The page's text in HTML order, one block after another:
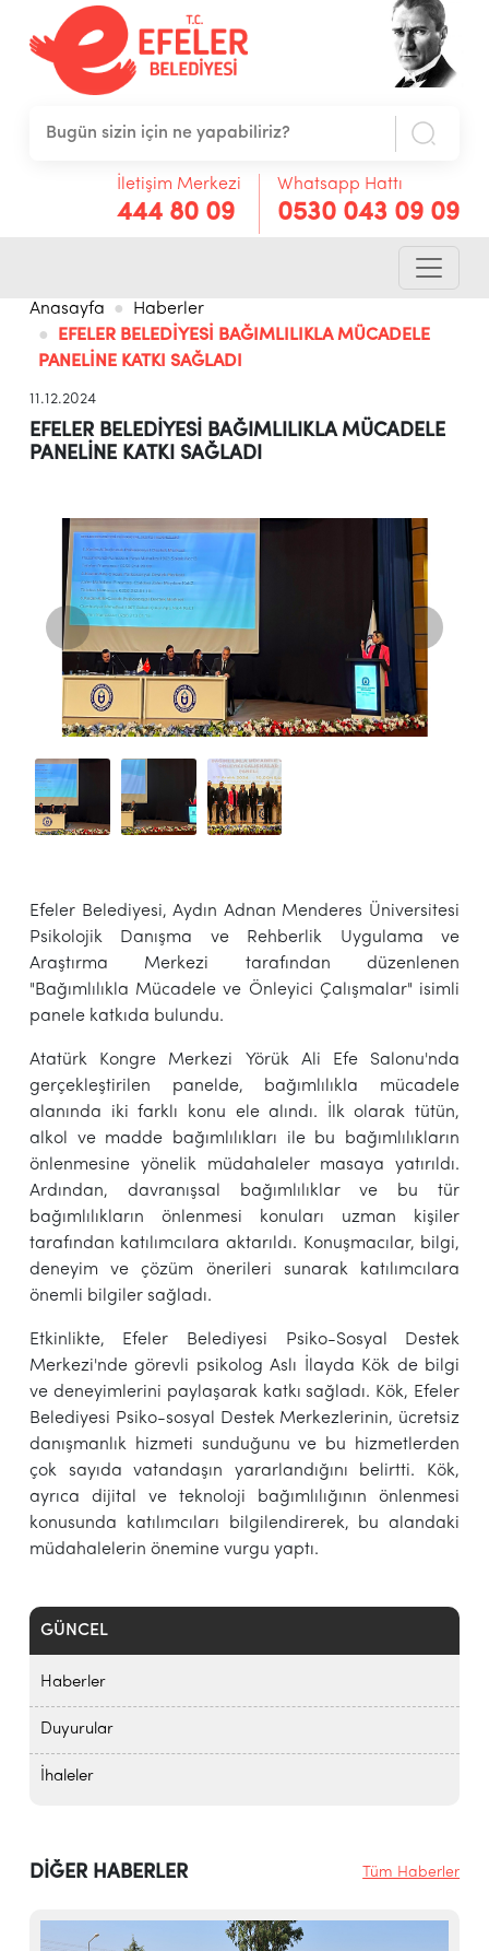
İletişim Merkezi
444 80 09
Whatsapp Hattı
0530 043 09 09
Anasayfa
Haberler
EFELER BELEDİYESİ BAĞIMLILIKLA MÜCADELE
PANELİNE KATKI SAĞLADI
GÜNCEL
Haberler
Duyurular
İhaleler
11.12.2024
EFELER BELEDİYESİ BAĞIMLILIKLA MÜCADELE
PANELİNE KATKI SAĞLADI
Efeler Belediyesi, Aydın Adnan Menderes Üniversitesi
Psikolojik Danışma ve Rehberlik Uygulama ve
Araştırma Merkezi tarafından düzenlenen
"Bağımlılıkla Mücadele ve Önleyici Çalışmalar" isimli
panele katkıda bulundu.
Atatürk Kongre Merkezi Yörük Ali Efe Salonu'nda
gerçekleştirilen panelde, bağımlılıkla mücadele
alanında iki farklı konu ele alındı. İlk olarak tütün,
alkol ve madde bağımlılıkları ile bu bağımlılıkların
önlenmesine yönelik müdahaleler masaya yatırıldı.
Ardından, davranışsal bağımlılıklar ve bu tür
bağımlılıkların önlenmesi konuları uzman kişiler
tarafından katılımcılara aktarıldı. Konuşmacılar, bilgi,
deneyim ve çözüm önerileri sunarak katılımcılara
önemli bilgiler sağladı.
Etkinlikte, Efeler Belediyesi Psiko-Sosyal Destek
Merkezi'nde görevli psikolog Aslı İlayda Kök de bilgi
ve deneyimlerini paylaşarak katkı sağladı. Kök, Efeler
Belediyesi Psiko-sosyal Destek Merkezlerinin, ücretsiz
danışmanlık hizmeti sunduğunu ve bu hizmetlerden
çok sayıda vatandaşın yararlandığını belirtti. Kök,
ayrıca dijital ve teknoloji bağımlılığının önlenmesi
konusunda katılımcıları bilgilendirerek, bu alandaki
müdahalelerin önemine vurgu yaptı.
DİĞER HABERLER Tüm Haberler